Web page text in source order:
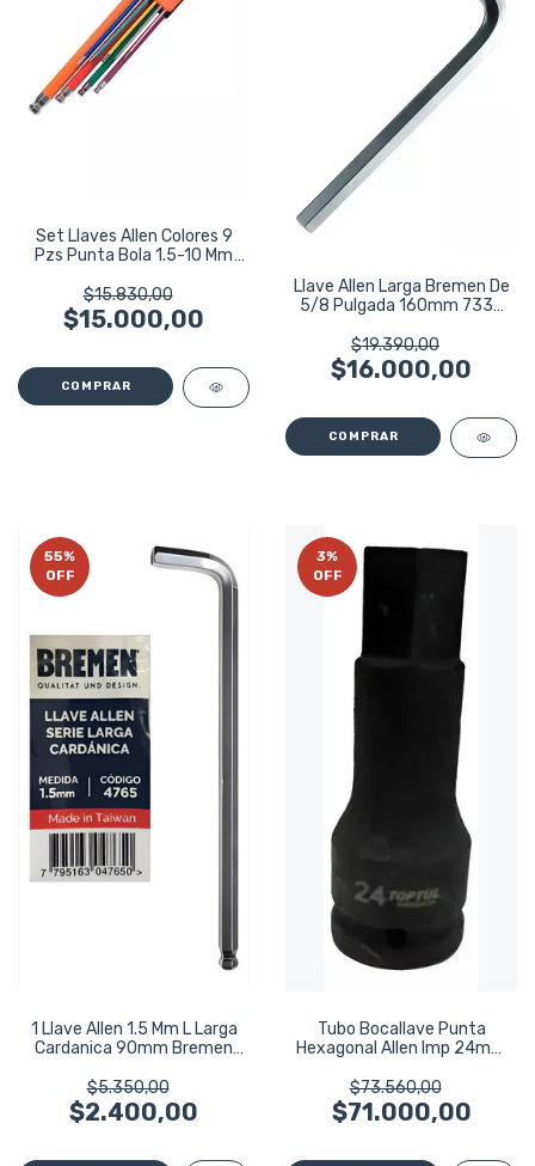
Set Llaves Allen Colores 9
Pzs Punta Bola 1.5-10 Mm
$15.830,00
$15.000,00
Llave Allen Larga Bremen De
5/8 Pulgada 160mm 7339
$19.390,00
$16.000,00
55%
OFF
1 Llave Allen 1.5 Mm L Larga
Cardanica 90mm Bremen
$5.350,00
$2.400,00
3%
OFF
Tubo Bocallave Punta
Hexagonal Allen Imp 24mm
$73.560,00
$71.000,00